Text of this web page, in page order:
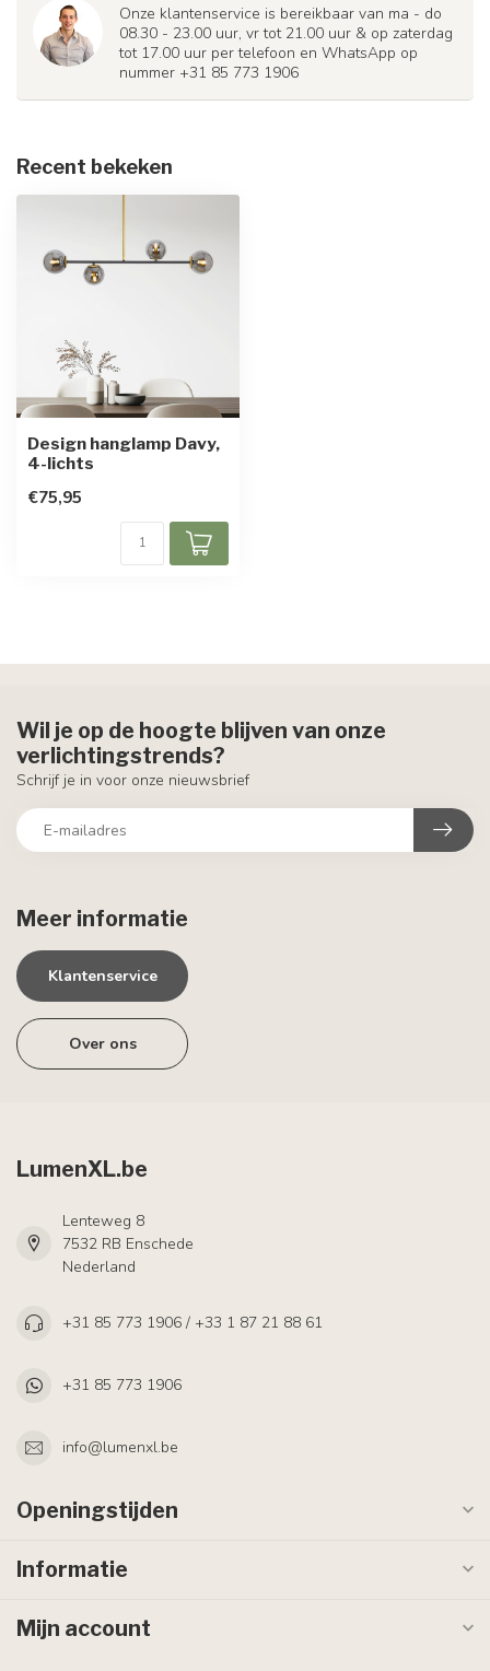
Onze klantenservice is bereikbaar van ma - do
08.30 - 23.00 uur, vr tot 21.00 uur & op zaterdag
tot 17.00 uur per telefoon en WhatsApp op
nummer +31 85 773 1906
Recent bekeken
Design hanglamp Davy,
4-lichts
€75,95
Meer informatie
Klantenservice
Over ons
Wil je op de hoogte blijven van onze
verlichtingstrends?
Schrijf je in voor onze nieuwsbrief
LumenXL.be
Lenteweg 8
7532 RB Enschede
Nederland
+31 85 773 1906 / +33 1 87 21 88 61
+31 85 773 1906
info@lumenxl.be
Openingstijden
Informatie
Mijn account